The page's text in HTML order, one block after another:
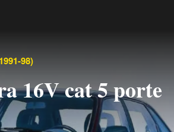
98)
16V cat 5 porte